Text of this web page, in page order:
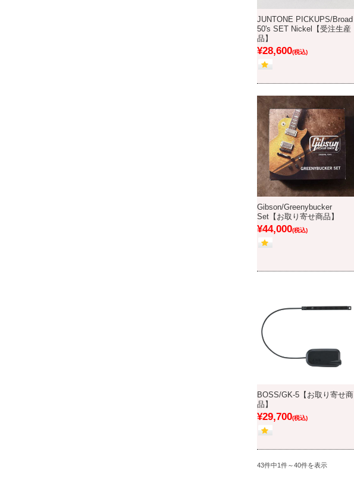
JUNTONE PICKUPS/Broad
50's SET Nickel【受注生産
品】
¥28,600(税込)
Gibson/Greenybucker
Set【お取り寄せ商品】
¥44,000(税込)
BOSS/GK-5【お取り寄せ商
品】
¥29,700(税込)
43件中1件～40件を表示